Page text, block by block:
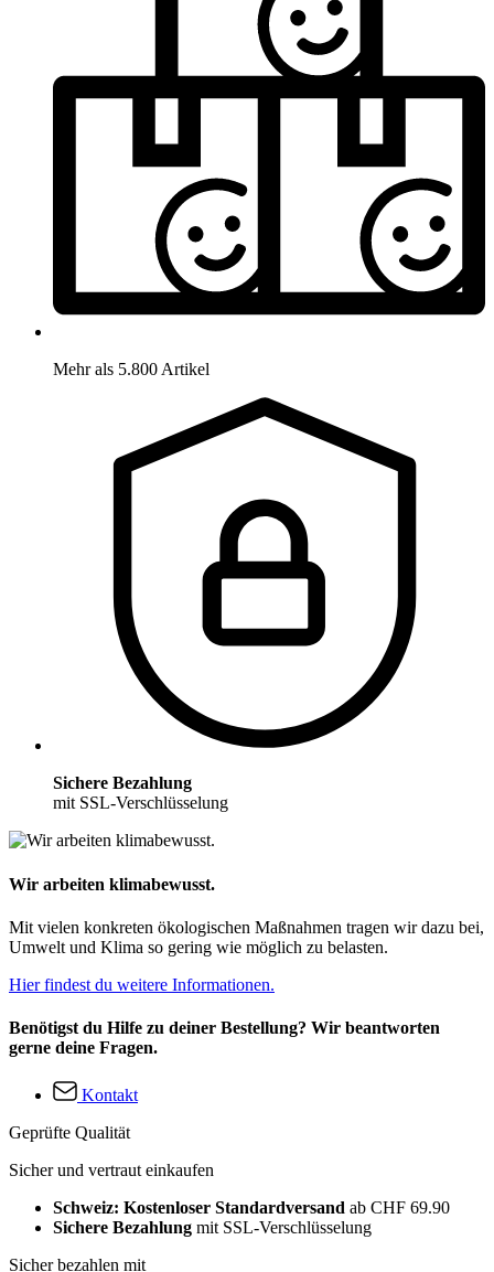
Mehr als 5.800 Artikel
Sichere Bezahlung
mit SSL-Verschlüsselung
Wir arbeiten klimabewusst.
Mit vielen konkreten ökologischen Maßnahmen tragen wir dazu bei,
Umwelt und Klima so gering wie möglich zu belasten.
Hier findest du weitere Informationen.
Benötigst du Hilfe zu deiner Bestellung? Wir beantworten
gerne deine Fragen.
Kontakt
Geprüfte Qualität
Sicher und vertraut einkaufen
Schweiz: Kostenloser Standardversand ab CHF 69.90
Sichere Bezahlung mit SSL-Verschlüsselung
Sicher bezahlen mit